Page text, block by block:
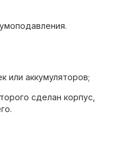
или аккумуляторов;
сделан корпус,